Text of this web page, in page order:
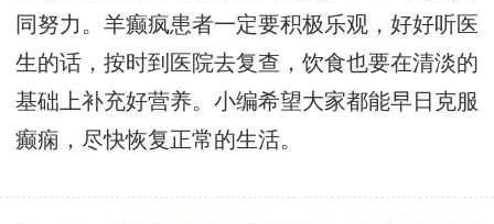
同努力。羊癫疯患者一定要积极乐观，好好听医
生的话，按时到医院去复查，饮食也要在清淡的
基础上补充好营养。小编希望大家都能早日克服
癫痫，尽快恢复正常的生活。